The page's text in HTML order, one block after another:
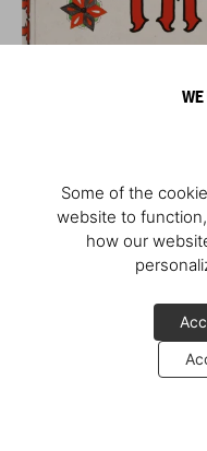
Some of the
website to
how our